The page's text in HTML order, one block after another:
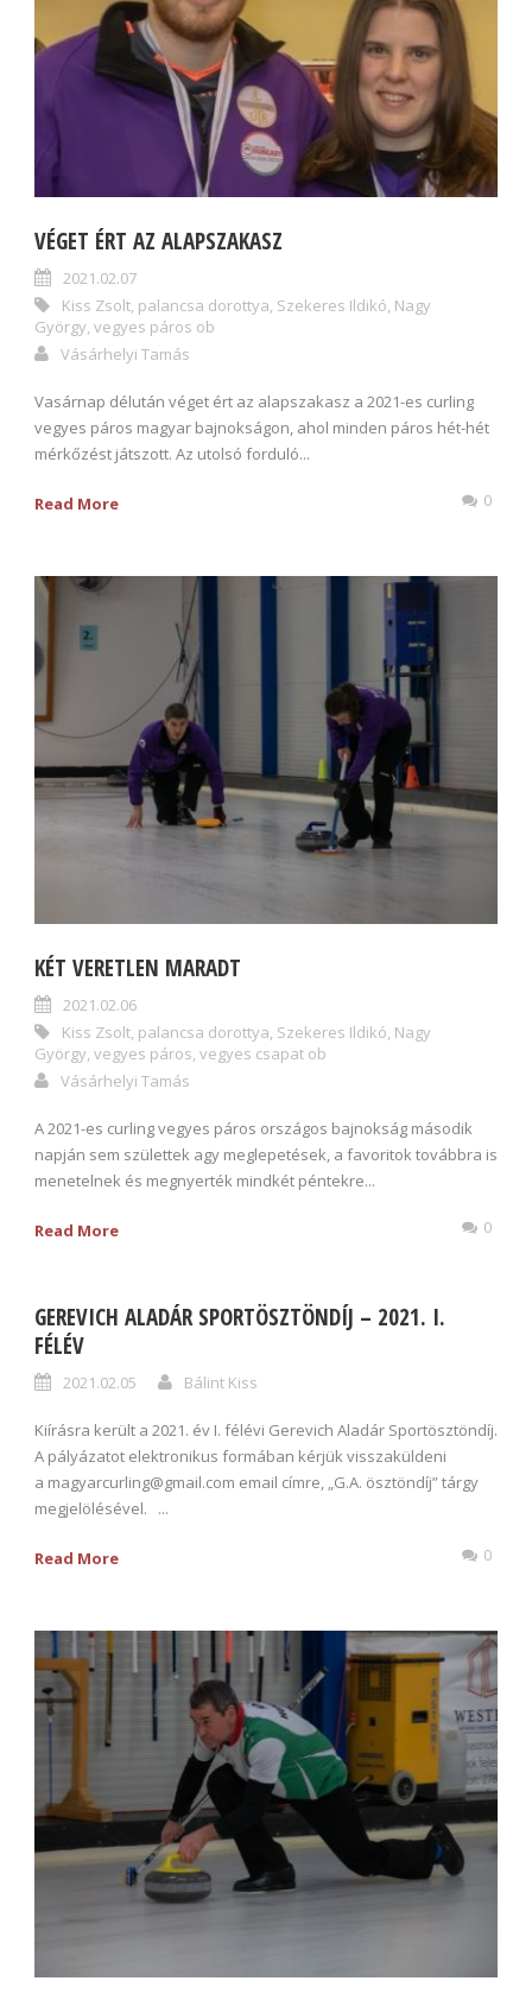
VÉGET ÉRT AZ ALAPSZAKASZ
2021.02.07
Kiss Zsolt, palancsa dorottya, Szekeres Ildikó, Nagy
György, vegyes páros ob
Vásárhelyi Tamás
Vasárnap délután véget ért az alapszakasz a 2021-es curling
vegyes páros magyar bajnokságon, ahol minden páros hét-hét
mérkőzést játszott. Az utolsó forduló...
Read More 0
KÉT VERETLEN MARADT
2021.02.06
Kiss Zsolt, palancsa dorottya, Szekeres Ildikó, Nagy
György, vegyes páros, vegyes csapat ob
Vásárhelyi Tamás
A 2021-es curling vegyes páros országos bajnokság második
napján sem születtek agy meglepetések, a favoritok továbbra is
menetelnek és megnyerték mindkét péntekre...
Read More 0
GEREVICH ALADÁR SPORTÖSZTÖNDÍJ – 2021. I.
FÉLÉV
2021.02.05 Bálint Kiss
Kiírásra került a 2021. év I. félévi Gerevich Aladár Sportösztöndíj.
A pályázatot elektronikus formában kérjük visszaküldeni
a magyarcurling@gmail.com email címre, „G.A. ösztöndíj” tárgy
megjelölésével. ...
Read More 0